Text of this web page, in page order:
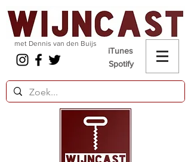
met Dennis van den Buijs
iTunes
Spotify